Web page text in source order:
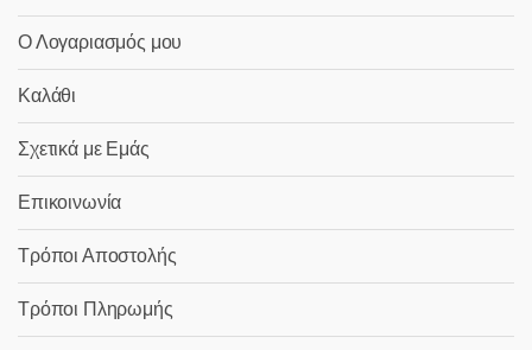
Ο Λογαριασμός μου
Καλάθι
Σχετικά με Εμάς
Επικοινωνία
Τρόποι Αποστολής
Τρόποι Πληρωμής